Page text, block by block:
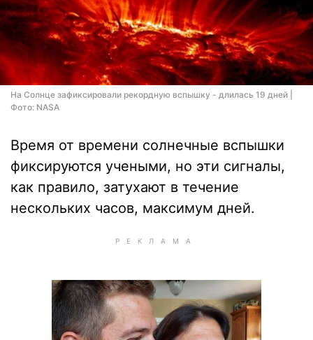
На Солнце зафиксировали рекордную вспышку - длилась 19 дней |
Фото: NASA
Время от времени солнечные вспышки
фиксируются учеными, но эти сигналы,
как правило, затухают в течение
нескольких часов, максимум дней.